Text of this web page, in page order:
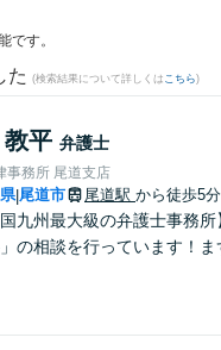
です。
た (検索結果について詳しくは こちら)
教平 弁護士
事務所 尾道支店
|尾道市 尾道駅 から徒歩5分
国九州最大級の弁護士事務
の相談を行っています！